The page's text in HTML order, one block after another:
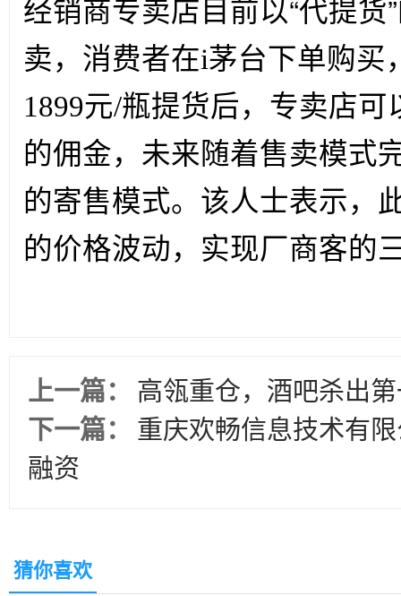
经销商专卖店目前以“代提货”
卖，消费者在i茅台下单购买
1899元/瓶提货后，专卖店
的佣金，未来随着售卖模式
的寄售模式。该人士表示，
的价格波动，实现厂商客的
上一篇：
高瓴重仓，酒吧杀出
下一篇：
重庆欢畅信息技术有
融资
猜你喜欢